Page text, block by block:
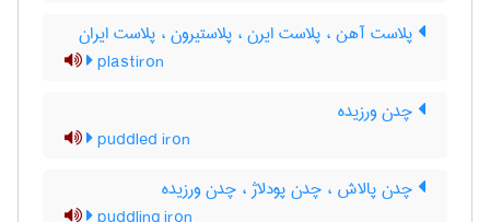
پلاست آهن ، پلاست ایرن ، پلاستیرون ، پلاست ایران
plastiron
چدن ورزیده
puddled iron
چدن پالاش ، چدن پودلاژ ، چدن ورزیده